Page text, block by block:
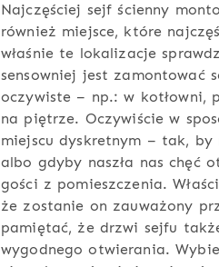
Najczęściej sejf ścienny
również miejsce, które
właśnie te lokalizacje
sensowniej jest zamontować
oczywiste – np.: w kotłowni,
na piętrze. Oczywiście w
miejscu dyskretnym – tak,
albo gdyby naszła nas chęć
gości z pomieszczenia.
że zostanie on zauważony
pamiętać, że drzwi sejfu
wygodnego otwierania.